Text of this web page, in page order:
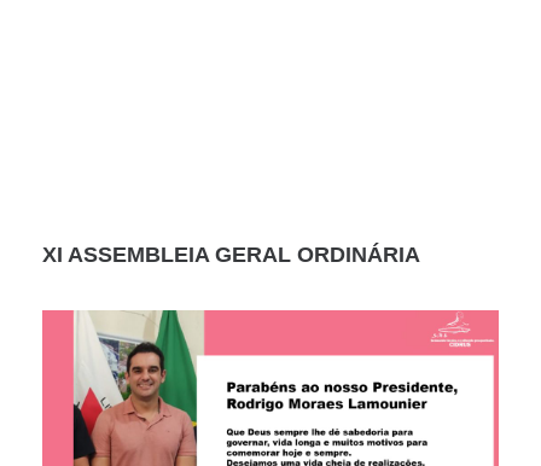
XI ASSEMBLEIA GERAL ORDINÁRIA